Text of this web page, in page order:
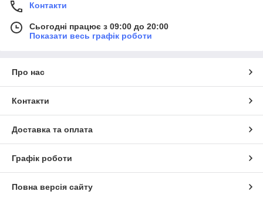
Контакти
Сьогодні працює з 09:00 до 20:00
Показати весь графік роботи
Про нас
Контакти
Доставка та оплата
Графік роботи
Повна версія сайту